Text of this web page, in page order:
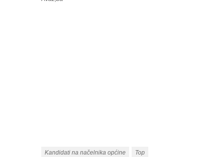
Kandidati na načelnika općine Top